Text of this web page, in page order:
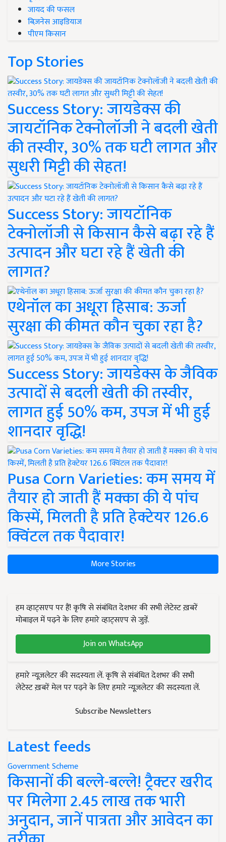
जायद की फसल
बिज़नेस आइडियाज
पीएम किसान
Top Stories
Success Story: जायडेक्स की
जायटॉनिक टेक्नोलॉजी ने बदली खेती
की तस्वीर, 30% तक घटी लागत और
सुधरी मिट्टी की सेहत!
Success Story: जायटॉनिक
टेक्नोलॉजी से किसान कैसे बढ़ा रहे हैं
उत्पादन और घटा रहे हैं खेती की
लागत?
एथेनॉल का अधूरा हिसाब: ऊर्जा
सुरक्षा की कीमत कौन चुका रहा है?
Success Story: जायडेक्स के जैविक
उत्पादों से बदली खेती की तस्वीर,
लागत हुई 50% कम, उपज में भी हुई
शानदार वृद्धि!
Pusa Corn Varieties: कम समय में
तैयार हो जाती हैं मक्का की ये पांच
किस्में, मिलती है प्रति हेक्टेयर 126.6
क्विंटल तक पैदावार!
More Stories
हम व्हाट्सएप पर हैं! कृषि से संबंधित देशभर की सभी लेटेस्ट ख़बरें
मोबाइल में पढ़ने के लिए हमारे व्हाट्सएप से जुड़ें.
Join on WhatsApp
हमारे न्यूज़लेटर की सदस्यता लें. कृषि से संबंधित देशभर की सभी
लेटेस्ट ख़बरें मेल पर पढ़ने के लिए हमारे न्यूज़लेटर की सदस्यता लें.
Subscribe Newsletters
Latest feeds
Government Scheme
किसानों की बल्ले-बल्ले! ट्रैक्टर खरीद
पर मिलेगा 2.45 लाख तक भारी
अनुदान, जानें पात्रता और आवेदन का